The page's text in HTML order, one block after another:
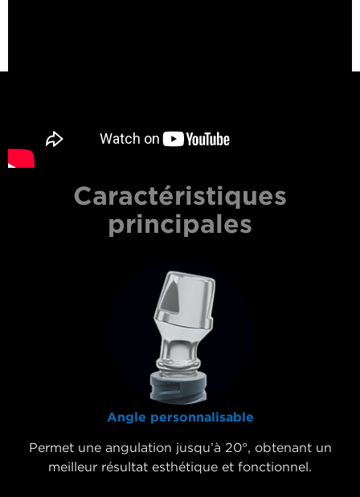
Caractéristiques
principales
Angle personnalisable
Permet une angulation jusqu’à 20°, obtenant un
meilleur résultat esthétique et fonctionnel.